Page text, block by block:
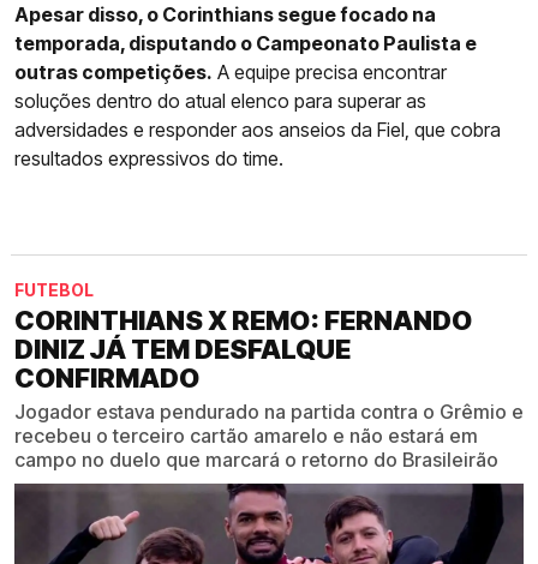
Apesar disso, o Corinthians segue focado na
temporada, disputando o Campeonato Paulista e
outras competições. A equipe precisa encontrar
soluções dentro do atual elenco para superar as
adversidades e responder aos anseios da Fiel, que cobra
resultados expressivos do time.
FUTEBOL
CORINTHIANS X REMO: FERNANDO
DINIZ JÁ TEM DESFALQUE
CONFIRMADO
Jogador estava pendurado na partida contra o Grêmio e
recebeu o terceiro cartão amarelo e não estará em
campo no duelo que marcará o retorno do Brasileirão